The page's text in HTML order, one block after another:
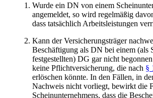
Wurde ein DN von einem
angemeldet, so wird regelmäßig
dass tatsächlich Arbeitsleistungen
Kann der Versicherungsträger
Beschäftigung als DN bei einem (als
festgestellten) DG gar nicht
keine Pflichtversicherung, die nach §
erlöschen könnte. In den Fällen, in
Nachweis nicht vorliegt, bewirkt die
Scheinunternehmens, dass die